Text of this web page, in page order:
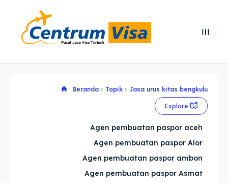
Cari
Cari
Explore our destinations
Explore our destinations
Beranda Topik Jasa urus kitas bengkulu
Explore
Agen pembuatan paspor aceh
Agen pembuatan paspor Alor
Agen pembuatan paspor ambon
Agen pembuatan paspor Asmat